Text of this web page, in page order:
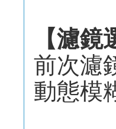
【濾鏡
前次濾
動態模